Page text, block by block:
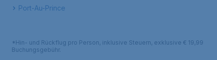
Port-Au-Prince
*Hin- und Rückflug pro Person, inklusive Steuern, exklusive € 19,99
Buchungsgebühr.